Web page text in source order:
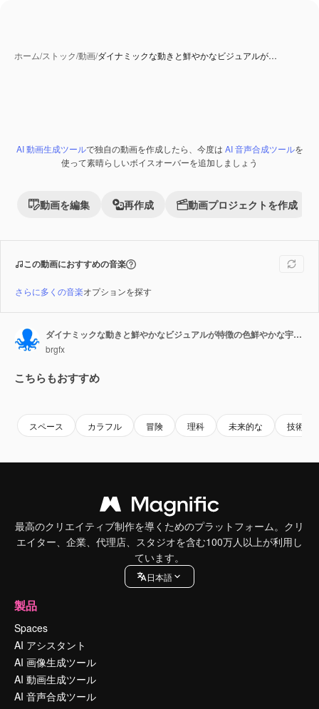
ホーム/ストック/動画/ダイナミックな動きと鮮やかなビジュアルが…
Premium
AI 動画生成ツールで独自の動画を作成したら、今度は AI 音声合成ツールを
使って素晴らしいボイスオーバーを追加しましょう
動画を編集 再作成 動画プロジェクトを作成
この動画におすすめの音楽
さらに多くの音楽オプションを探す
ダイナミックな動きと鮮やかなビジュアルが特徴の色鮮やかな宇宙の情景で、流星群の中、火星の周りを周回するアニメーションの宇宙船。
brgfx
こちらもおすすめ
スペース カラフル 冒険 理科 未来的な 技術
最高のクリエイティブ制作を導くためのプラットフォーム。クリ
エイター、企業、代理店、スタジオを含む100万人以上が利用し
ています。
日本語
製品
Spaces
AI アシスタント
AI 画像生成ツール
AI 動画生成ツール
AI 音声合成ツール